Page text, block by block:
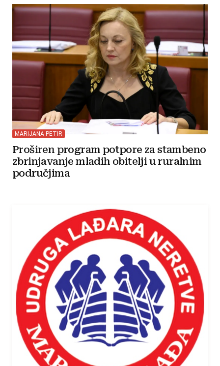
MARIJANA PETIR
Proširen program potpore za stambeno
zbrinjavanje mladih obitelji u ruralnim
područjima